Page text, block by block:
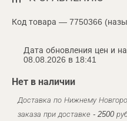
Код товара — 7750366
Дата обновления цен и
08.08.2026 в 18:41
Нет в наличии
Доставка по Нижнему
заказа при доставке - 2500